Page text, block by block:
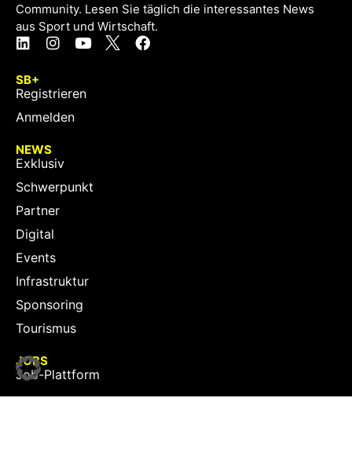
Community. Lesen Sie täglich die interessantes News
aus Sport und Wirtschaft.
SB+
Registrieren
Anmelden
NEWS
Exklusiv
Schwerpunkt
Partner
Digital
Events
Infrastruktur
Sponsoring
Tourismus
JOBS
Job-Plattform